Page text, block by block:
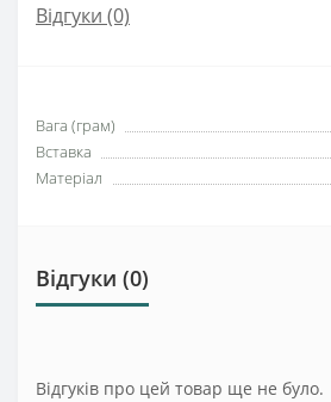
Відгуки (0)
Вага (грам)
Вставка
Матеріал
Відгуки (0)
Відгуків про цей товар ще не було.